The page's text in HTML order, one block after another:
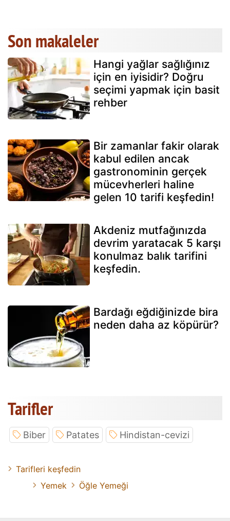
Son makaleler
Hangi yağlar sağlığınız
için en iyisidir? Doğru
seçimi yapmak için basit
rehber
Bir zamanlar fakir olarak
kabul edilen ancak
gastronominin gerçek
mücevherleri haline
gelen 10 tarifi keşfedin!
Akdeniz mutfağınızda
devrim yaratacak 5 karşı
konulmaz balık tarifini
keşfedin.
Bardağı eğdiğinizde bira
neden daha az köpürür?
Tarifler
Biber Patates Hindistan-cevizi
Tarifleri keşfedin
Yemek
Öğle Yemeği